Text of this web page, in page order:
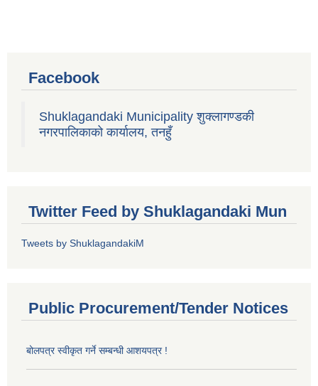
Facebook
Shuklagandaki Municipality शुक्लागण्डकी
नगरपालिकाको कार्यालय, तनहुँ
Twitter Feed by Shuklagandaki Mun
Tweets by ShuklagandakiM
Public Procurement/Tender Notices
बोलपत्र स्वीकृत गर्ने सम्बन्धी आशयपत्र !